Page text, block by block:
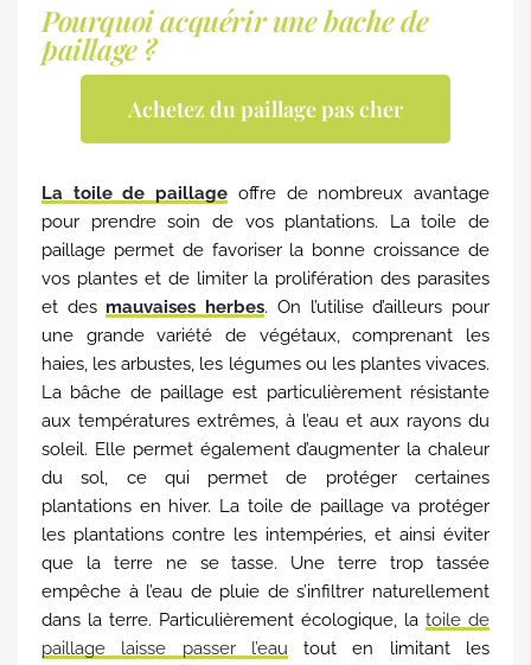
Pourquoi acquérir une bache de
paillage ?
Achetez du paillage pas cher
La toile de paillage offre de nombreux avantage
pour prendre soin de vos plantations. La toile de
paillage permet de favoriser la bonne croissance de
vos plantes et de limiter la prolifération des parasites
et des mauvaises herbes. On l’utilise d’ailleurs pour
une grande variété de végétaux, comprenant les
haies, les arbustes, les légumes ou les plantes vivaces.
La bâche de paillage est particulièrement résistante
aux températures extrêmes, à l’eau et aux rayons du
soleil. Elle permet également d’augmenter la chaleur
du sol, ce qui permet de protéger certaines
plantations en hiver. La toile de paillage va protéger
les plantations contre les intempéries, et ainsi éviter
que la terre ne se tasse. Une terre trop tassée
empêche à l’eau de pluie de s’infiltrer naturellement
dans la terre. Particulièrement écologique, la toile de
paillage laisse passer l’eau tout en limitant les